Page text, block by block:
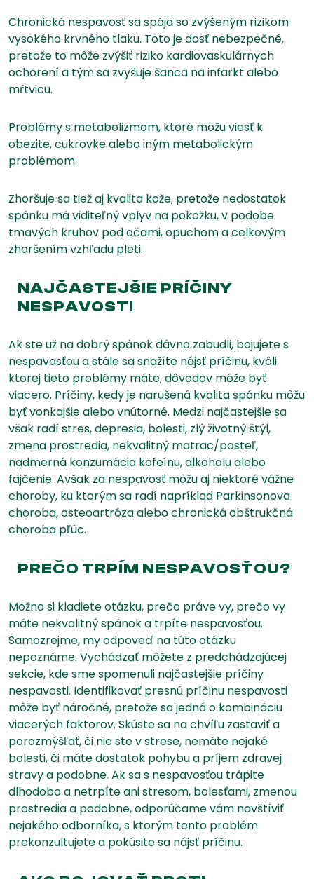
Chronická nespavosť sa spája so zvýšeným rizikom
vysokého krvného tlaku. Toto je dosť nebezpečné,
pretože to môže zvýšiť riziko kardiovaskulárnych
ochorení a tým sa zvyšuje šanca na infarkt alebo
mŕtvicu.
Problémy s metabolizmom, ktoré môžu viesť k
obezite, cukrovke alebo iným metabolickým
problémom.
Zhoršuje sa tiež aj kvalita kože, pretože nedostatok
spánku má viditeľný vplyv na pokožku, v podobe
tmavých kruhov pod očami, opuchom a celkovým
zhoršením vzhľadu pleti.
NAJČASTEJŠIE PRÍČINY
NESPAVOSTI
Ak ste už na dobrý spánok dávno zabudli, bojujete s
nespavosťou a stále sa snažíte nájsť príčinu, kvôli
ktorej tieto problémy máte, dôvodov môže byť
viacero. Príčiny, kedy je narušená kvalita spánku môžu
byť vonkajšie alebo vnútorné. Medzi najčastejšie sa
však radí stres, depresia, bolesti, zlý životný štýl,
zmena prostredia, nekvalitný matrac/posteľ,
nadmerná konzumácia kofeínu, alkoholu alebo
fajčenie. Avšak za nespavosť môžu aj niektoré vážne
choroby, ku ktorým sa radí napríklad Parkinsonova
choroba, osteoartróza alebo chronická obštrukčná
choroba pľúc.
PREČO TRPÍM NESPAVOSŤOU?
Možno si kladiete otázku, prečo práve vy, prečo vy
máte nekvalitný spánok a trpíte nespavosťou.
Samozrejme, my odpoveď na túto otázku
nepoznáme. Vychádzať môžete z predchádzajúcej
sekcie, kde sme spomenuli najčastejšie príčiny
nespavosti. Identifikovať presnú príčinu nespavosti
môže byť náročné, pretože sa jedná o kombináciu
viacerých faktorov. Skúste sa na chvíľu zastaviť a
porozmýšľať, či nie ste v strese, nemáte nejaké
bolesti, či máte dostatok pohybu a príjem zdravej
stravy a podobne. Ak sa s nespavosťou trápite
dlhodobo a netrpíte ani stresom, bolesťami, zmenou
prostredia a podobne, odporúčame vám navštíviť
nejakého odborníka, s ktorým tento problém
prekonzultujete a pokúsite sa nájsť príčinu.